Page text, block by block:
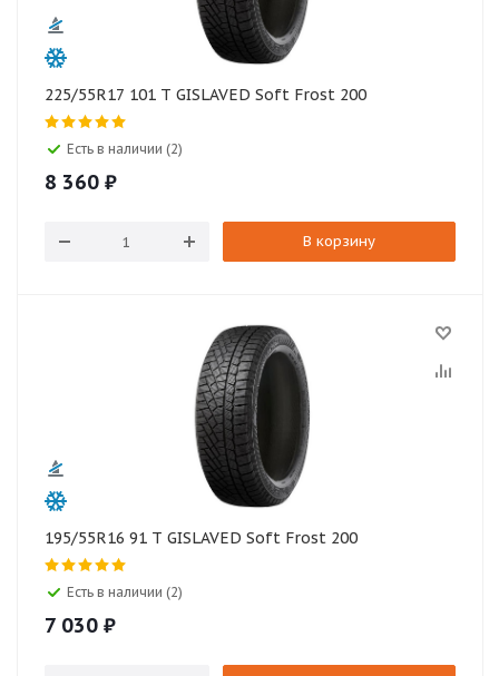
225/55R17 101 T GISLAVED Soft Frost 200
Есть в наличии (2)
8 360 ₽
В корзину
195/55R16 91 T GISLAVED Soft Frost 200
Есть в наличии (2)
7 030 ₽